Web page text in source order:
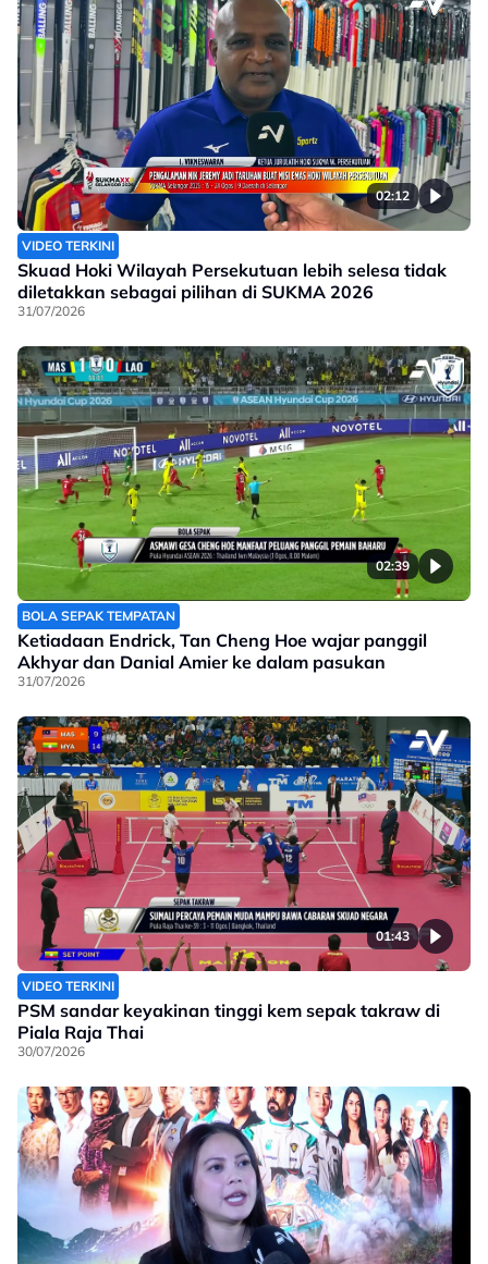
02:12
VIDEO TERKINI
Skuad Hoki Wilayah Persekutuan lebih selesa tidak
diletakkan sebagai pilihan di SUKMA 2026
31/07/2026
02:39
BOLA SEPAK TEMPATAN
Ketiadaan Endrick, Tan Cheng Hoe wajar panggil
Akhyar dan Danial Amier ke dalam pasukan
31/07/2026
01:43
VIDEO TERKINI
PSM sandar keyakinan tinggi kem sepak takraw di
Piala Raja Thai
30/07/2026